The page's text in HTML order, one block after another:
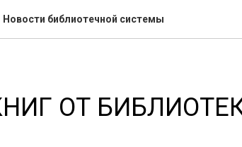
Новости библиотечной системы
ОТ